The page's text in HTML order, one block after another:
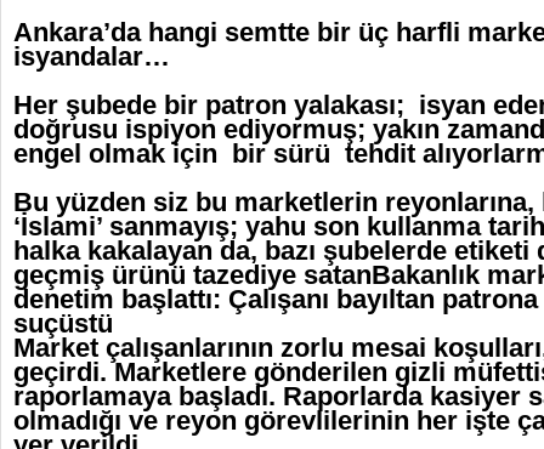
Ankara’da hangi semtte bir üç harfli
isyandalar…
Her şubede bir patron yalakası; isyan
doğrusu ispiyon ediyormuş; yakın
engel olmak için bir sürü tehdit
Bu yüzden siz bu marketlerin reyonlarına,
‘İslami’ sanmayış; yahu son kullanma
halka kakalayan da, bazı şubelerde etiketi
geçmiş ürünü tazediye satanBakanlık
denetim başlattı: Çalışanı bayıltan
suçüstü
Market çalışanlarının zorlu mesai
geçirdi. Marketlere gönderilen gizli
raporlamaya başladı. Raporlarda kasiyer
olmadığı ve reyon görevlilerinin her işte